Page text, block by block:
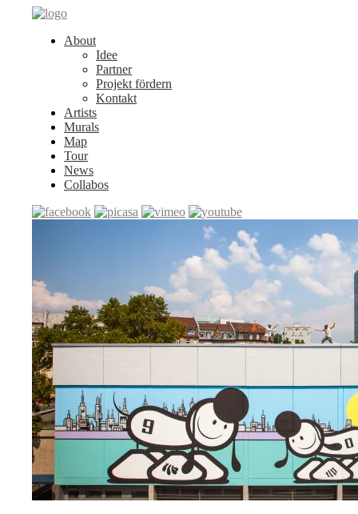
About
Idee
Partner
Projekt fördern
Kontakt
Artists
Murals
Map
Tour
News
Collabos